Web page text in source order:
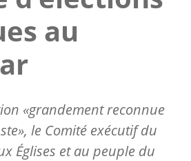
au
«grandement reconnue
le Comité exécutif du
Églises et au peuple du